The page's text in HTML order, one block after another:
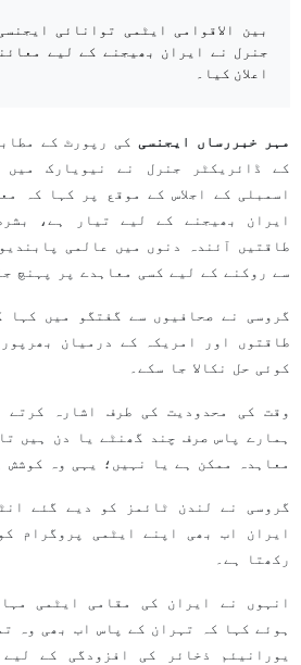
جنرل نے ایران بھیجنے کے لیے
اعلان کیا۔
مہر خبررساں ایجنسی
کے ڈائریکٹر جنرل نے نیویارک
اسمبلی کے اجلاس کے موقع پر کہا کہ
ایران بھیجنے کے لیے تیار ہے،
طاقتیں آئندہ دنوں میں عالمی
سے روکنے کے لیے کسی معاہدے پر پہنچ
گروسی نے صحافیوں سے گفتگو میں کہا
طاقتوں اور امریکہ کے درمیان
کوئی حل نکالا جا سکے۔
وقت کی محدودیت کی طرف اشارہ کرتے
ہمارے پاس صرف چند گھنٹے یا دن ہیں
معاہدہ ممکن ہے یا نہیں؛ یہی وہ کوشش
گروسی نے لندن ٹائمز کو دیے گئے
ایران اب بھی اپنے ایٹمی پروگرام
رکھتا ہے۔
انہوں نے ایران کی مقامی ایٹمی
ہوئے کہا کہ تہران کے پاس اب بھی وہ
یورانیئم ذخائر کی افزودگی کے